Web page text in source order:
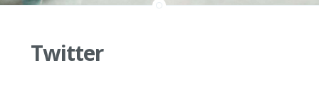
Twitter